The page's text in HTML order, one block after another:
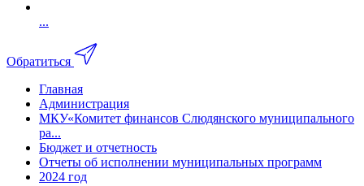
...
Обратиться
Главная
Администрация
МКУ«Комитет финансов Слюдянского муниципального
ра...
Бюджет и отчетность
Отчеты об исполнении муниципальных программ
2024 год